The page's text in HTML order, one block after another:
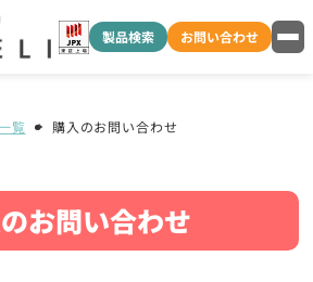
製品検索 お問い合わせ
覧 購入のお問い合わせ
お問い合わせ